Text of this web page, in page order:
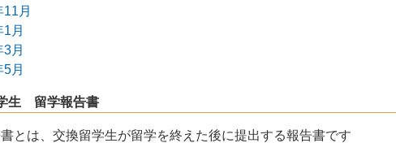
月
月
月
月
生 留学報告書
とは、交換留学生が留学を終えた後に提出する報告書です